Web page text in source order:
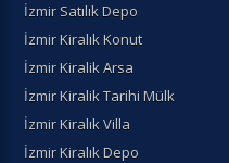
İzmir Satılık Depo
İzmir Kiralık Konut
İzmir Kiralik Arsa
İzmir Kiralik Tarihi Mülk
İzmir Kiralık Villa
İzmir Kiralık Depo